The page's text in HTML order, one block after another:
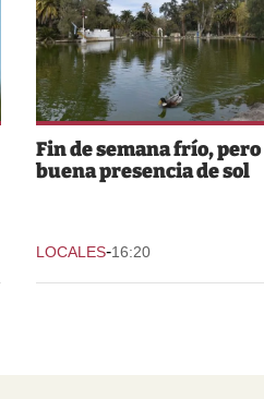
Fin de semana frío, pero
buena presencia de sol
LOCALES-16:20